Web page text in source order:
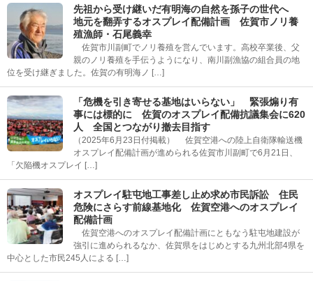
先祖から受け継いだ有明海の自然を孫子の世代へ
地元を翻弄するオスプレイ配備計画 佐賀市ノリ養
殖漁師・石尾義幸
佐賀市川副町でノリ養殖を営んでいます。高校卒業後、父
親のノリ養殖を手伝うようになり、南川副漁協の組合員の地
位を受け継ぎました。佐賀の有明海ノ […]
「危機を引き寄せる基地はいらない」 緊張煽り有
事には標的に 佐賀のオスプレイ配備抗議集会に620
人 全国とつながり撤去目指す
（2025年6月23日付掲載） 佐賀空港への陸上自衛隊輸送機
オスプレイ配備計画が進められる佐賀市川副町で6月21日、
「欠陥機オスプレイ […]
オスプレイ駐屯地工事差し止め求め市民訴訟 住民
危険にさらす前線基地化 佐賀空港へのオスプレイ
配備計画
佐賀空港へのオスプレイ配備計画にともなう駐屯地建設が
強引に進められるなか、佐賀県をはじめとする九州北部4県を
中心とした市民245人による […]